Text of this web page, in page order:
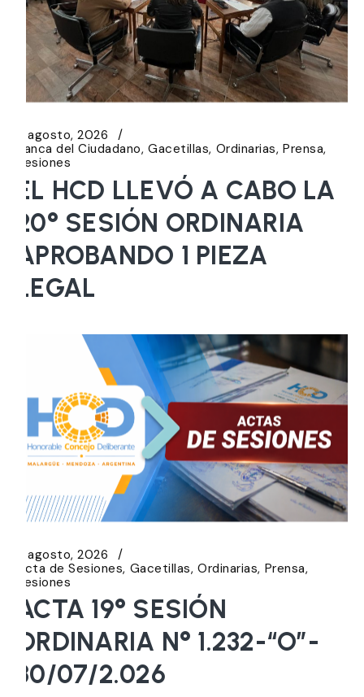
6 agosto, 2026
Banca del Ciudadano Gacetillas Ordinarias Prensa
Sesiones
EL HCD LLEVÓ A CABO LA
20° SESIÓN ORDINARIA
APROBANDO 1 PIEZA
LEGAL
5 agosto, 2026
Acta de Sesiones Gacetillas Ordinarias Prensa
Sesiones
ACTA 19° SESIÓN
ORDINARIA N° 1.232-“O”-
30/07/2.026